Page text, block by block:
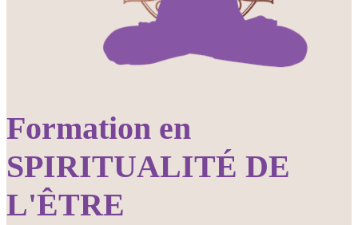
Formation en
SPIRITUALITÉ DE
L'ÊTRE